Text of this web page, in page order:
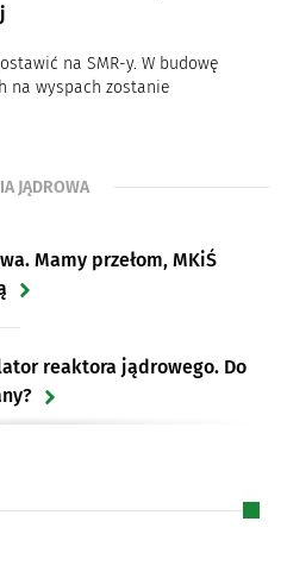
na SMR-y. W budowę
na wyspach zostanie
JĄDROWA
Mamy przełom, MKiŚ
reaktora jądrowego. Do
atomem z Francji